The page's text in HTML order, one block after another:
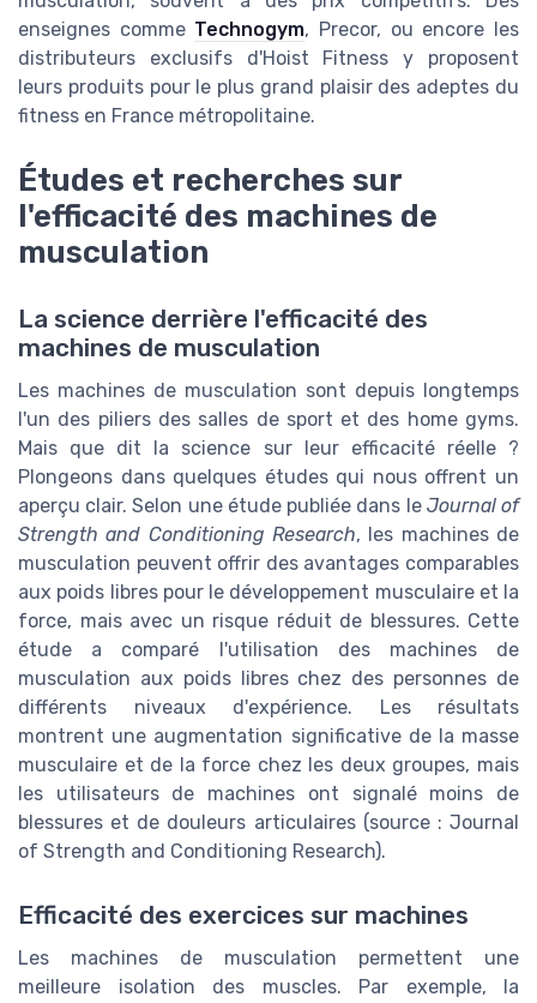
enseignes comme Technogym, Precor, ou encore les
distributeurs exclusifs d'Hoist Fitness y proposent
leurs produits pour le plus grand plaisir des adeptes du
fitness en France métropolitaine.
Études et recherches sur
l'efficacité des machines de
musculation
La science derrière l'efficacité des
machines de musculation
Les machines de musculation sont depuis longtemps
l'un des piliers des salles de sport et des home gyms.
Mais que dit la science sur leur efficacité réelle ?
Plongeons dans quelques études qui nous offrent un
aperçu clair. Selon une étude publiée dans le Journal of
Strength and Conditioning Research, les machines de
musculation peuvent offrir des avantages comparables
aux poids libres pour le développement musculaire et la
force, mais avec un risque réduit de blessures. Cette
étude a comparé l'utilisation des machines de
musculation aux poids libres chez des personnes de
différents niveaux d'expérience. Les résultats
montrent une augmentation significative de la masse
musculaire et de la force chez les deux groupes, mais
les utilisateurs de machines ont signalé moins de
blessures et de douleurs articulaires (source : Journal
of Strength and Conditioning Research).
Efficacité des exercices sur machines
Les machines de musculation permettent une
meilleure isolation des muscles. Par exemple, la